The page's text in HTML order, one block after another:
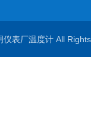
仪表厂温度计 All